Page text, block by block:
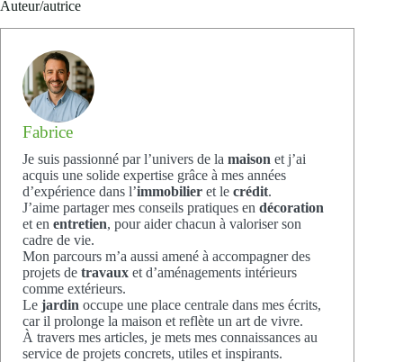
Auteur/autrice
Fabrice
Je suis passionné par l’univers de la maison et j’ai
acquis une solide expertise grâce à mes années
d’expérience dans l’immobilier et le crédit.
J’aime partager mes conseils pratiques en décoration
et en entretien, pour aider chacun à valoriser son
cadre de vie.
Mon parcours m’a aussi amené à accompagner des
projets de travaux et d’aménagements intérieurs
comme extérieurs.
Le jardin occupe une place centrale dans mes écrits,
car il prolonge la maison et reflète un art de vivre.
À travers mes articles, je mets mes connaissances au
service de projets concrets, utiles et inspirants.